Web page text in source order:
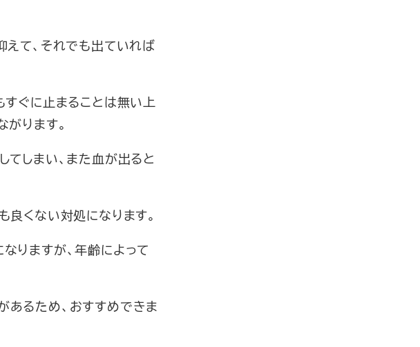
て、それでも出ていれば
すぐに止まることは無い上
ります。
てしまい、また血が出ると
良くない対処になります。
りますが、年齢によって
あるため、おすすめできま